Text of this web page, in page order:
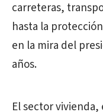
carreteras,
hasta la
en la mira del
años.
El sector